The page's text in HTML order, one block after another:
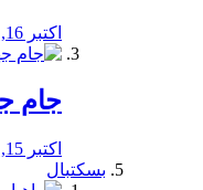
اکتبر 16, 2019
جام
اکتبر 15, 2019
بسکتبال